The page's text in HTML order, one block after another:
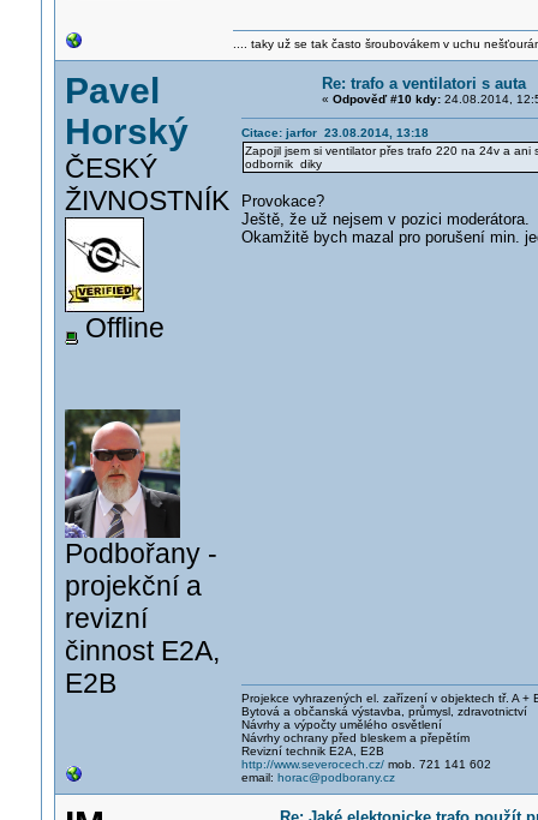
.... taky už se tak často šroubovákem v uchu
Pavel
Horský
ČESKÝ
ŽIVNOSTNÍK
Offline
Podbořany -
projekční a
revizní
činnost E2A,
E2B
Re: trafo a ventilatori s auta
« Odpověď #10 kdy:24.08.2014,
Citace: jarfor 23.08.2014, 13:18
Zapojil jsem si ventilator přes trafo 220 na 24v a
odbornik diky
Provokace?
Ještě, že už nejsem v pozici moderátora.
Okamžitě bych mazal pro porušení min.
Projekce vyhrazených el. zařízení v objektech tř. A +
Bytová a občanská výstavba, průmysl, zdravotnictví
Návrhy a výpočty umělého osvětlení
Návrhy ochrany před bleskem a přepětím
Revizní technik E2A, E2B
http://www.severocech.cz/mob. 721 141 602
email: horac@podborany.cz